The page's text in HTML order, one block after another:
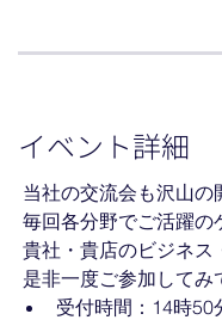
イベント詳細
当社の交流会も沢山の
毎回各分野でご活躍の
貴社・貴店のビジネス
是非一度ご参加してみ
受付時間：14時